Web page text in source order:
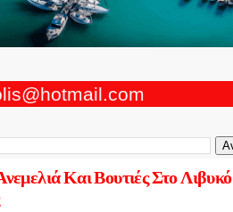
Και Βουτιές Στο Λιβυκό